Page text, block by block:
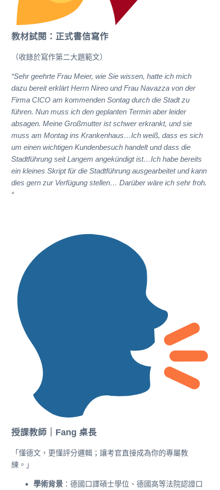
教材試閱：正式書信寫作
（收錄於寫作第二大題範文）
“Sehr geehrte Frau Meier, wie Sie wissen, hatte ich mich
dazu bereit erklärt Herrn Nireo und Frau Navazza von der
Firma CICO am kommenden Sontag durch die Stadt zu
führen. Nun muss ich den geplanten Termin aber leider
absagen.Meine Großmutter ist schwer erkrankt, und sie
muss am Montag ins Krankenhaus…Ich weiß, dass es sich
um einen wichtigen Kundenbesuch handelt und dass die
Stadtführung seit Langem angekündigt ist…Ich habe bereits
ein kleines Skript für die Stadtführung ausgearbeitet und kann
dies gern zur Verfügung stellen… Darüber wäre ich sehr froh.
“
授課教師｜Fang 桌長
「懂德文，更懂評分邏輯；讓考官直接成為你的專屬教
練。」
學術背景 ：德國口譯碩士學位、德國高等法院認證口